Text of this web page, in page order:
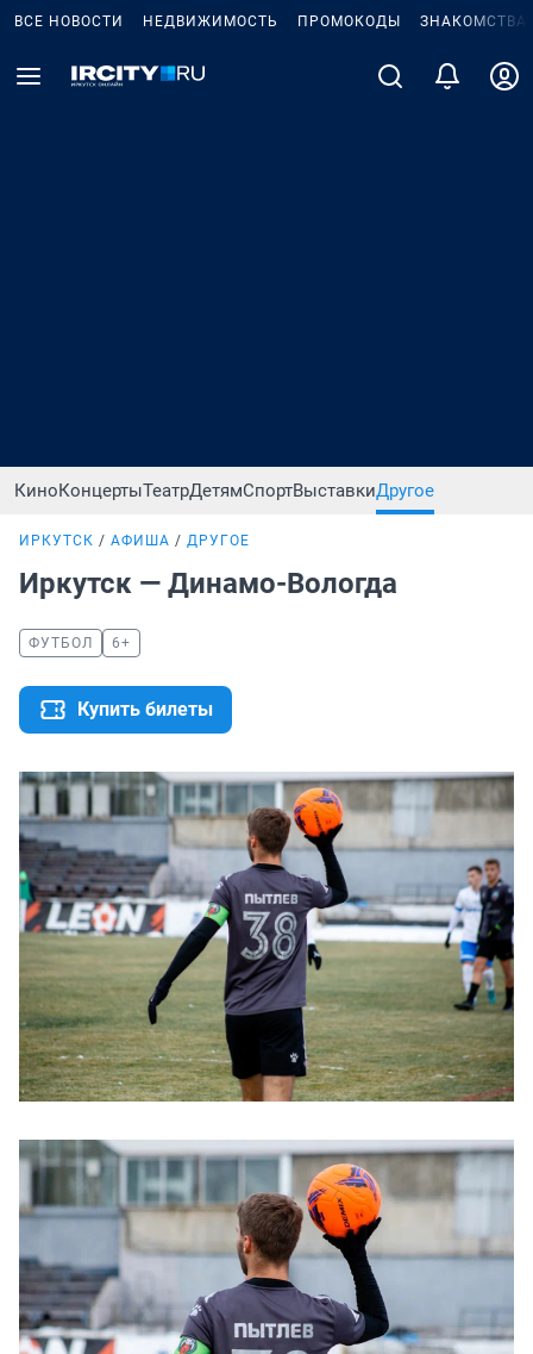
ВСЕ НОВОСТИ НЕДВИЖИМОСТЬ ПРОМОКОДЫ ЗНАКОМСТВА
КиноКонцертыТеатрДетямСпортВыставкиДругое
ИРКУТСК АФИША ДРУГОЕ
Иркутск — Динамо-Вологда
ФУТБОЛ 6+
Купить билеты